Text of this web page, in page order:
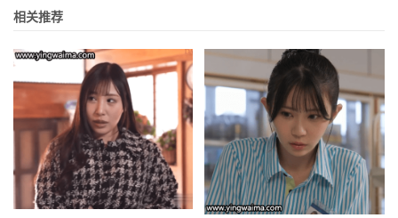
相关推荐